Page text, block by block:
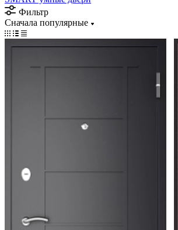
Фильтр
Сначала популярные